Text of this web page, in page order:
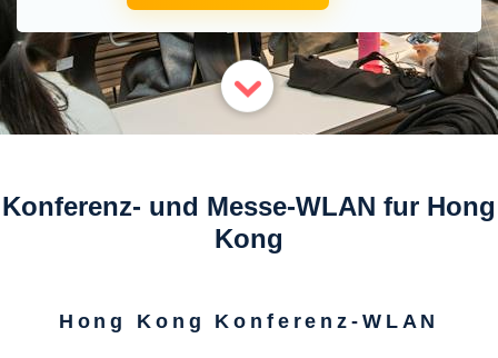
Konferenz- und Messe-WLAN fur Hong
Kong
Hong Kong Konferenz-WLAN